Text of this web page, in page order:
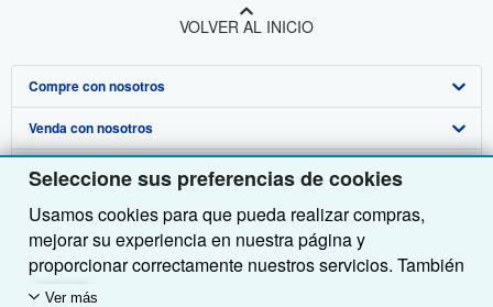
Seleccione sus preferencias de cookies
Usamos cookies para que pueda realizar compras,
mejorar su experiencia en nuestra página y
proporcionar correctamente nuestros servicios. También
utilizamos cookies para comprender el modo en que los
Ver más
VOLVER AL INICIO
Compre con nosotros
Búsqueda avanzada
Colecciones
Mi cuenta
Mis pedidos
Ver carrito
Venda con nosotros
Comenzar a vender
Únase a nuestro programa de afiliados
Recomiende un vendedor
Sobre nosotros
Sobre IberLibro
Medios
Empleo
Obtener Ayuda
Preguntas frecuentes y guías
Atención al Cliente
Otras compañías de AbeBooks
AbeBooks.com
Siga a IberLibro